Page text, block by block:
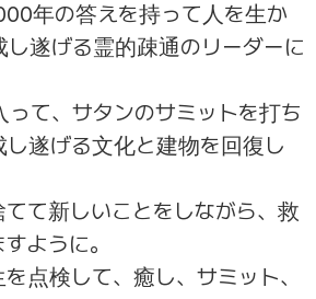
年の答えを持って人を生か
し遂げる霊的疎通のリーダーに
て、サタンのサミットを打ち
遂げる文化と建物を回復し
て新しいことをしながら、救
ように。
点検して、癒し、サミット、